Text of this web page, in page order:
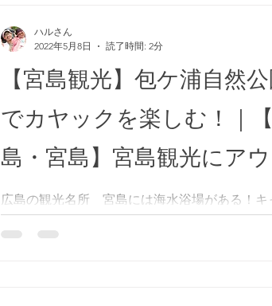
【宮島観光】包ケ浦自然
でカヤックを楽しむ！｜
島・宮島】宮島観光にア
ドアを！
広島の観光名所 宮島には海水浴場がある！キ
場もある！ そんな包ケ浦自然公園の海水浴場
ケ浦神社がある。 歩いてくことが出来づ、船
ハルさん
2022年5月8日
読了時間: 2分